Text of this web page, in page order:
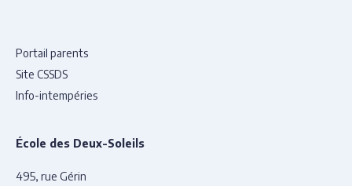
Portail parents
Site CSSDS
Info-intempéries
École des Deux-Soleils
495, rue Gérin